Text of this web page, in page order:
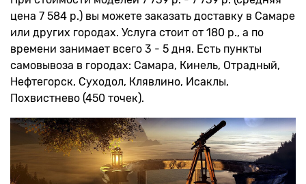
цена 7 584 р.) вы можете заказать доставку в Самаре
или других городах. Услуга стоит от 180 р., а по
времени занимает всего 3 - 5 дня. Есть пункты
самовывоза в городах: Самара, Кинель, Отрадный,
Нефтегорск, Суходол, Клявлино, Исаклы,
Похвистнево (450 точек).